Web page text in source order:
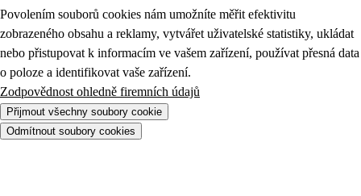
Povolením souborů cookies nám umožníte měřit efektivitu
zobrazeného obsahu a reklamy, vytvářet uživatelské statistiky, ukládat
nebo přistupovat k informacím ve vašem zařízení, používat přesná data
o poloze a identifikovat vaše zařízení.
Zodpovědnost ohledně firemních údajů
Přijmout všechny soubory cookie
Odmítnout soubory cookies